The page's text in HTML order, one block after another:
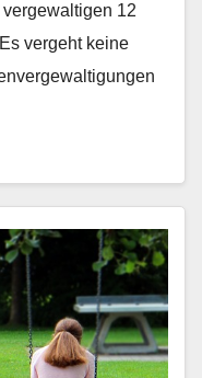
12
vergeht keine